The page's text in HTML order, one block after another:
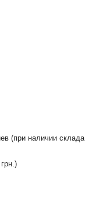
(при наличии склада